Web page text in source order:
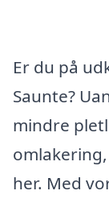
Er du på
Saunte?
mindre
her. Med